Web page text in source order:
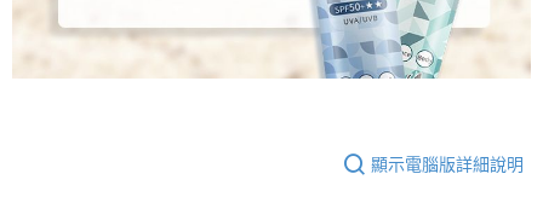
顯示電腦版詳細說明